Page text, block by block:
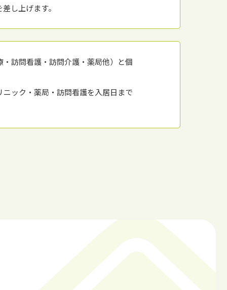
し上げます。
訪問看護・訪問介護・薬局他）と個
ック・薬局・訪問看護を⼊居⽇まで